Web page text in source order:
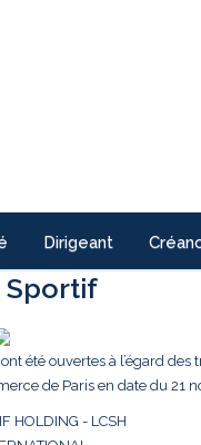
Dirigeant
Sportif
été ouvertes à l’égard des
de Paris en date du 21
HOLDING - LCSH